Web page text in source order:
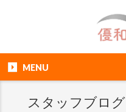
MENU
スタッフブログ